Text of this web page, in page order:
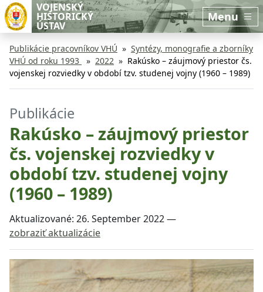
Preskočiť na hlavný obsah
Preskočiť na bočnú lištu
VOJENSKÝ
HISTORICKÝ
ÚSTAV
Menu
Publikácie pracovníkov VHÚ
Syntézy, monografie a zborníky
VHÚ od roku 1993
2022
Rakúsko – záujmový priestor čs.
vojenskej rozviedky v období tzv. studenej vojny (1960 – 1989)
Publikácie
Rakúsko – záujmový priestor
čs. vojenskej rozviedky v
období tzv. studenej vojny
(1960 – 1989)
Aktualizované: 26. September 2022—
zobraziť aktualizácie